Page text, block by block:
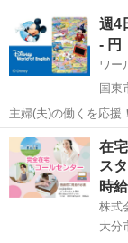
ω・▽ ＼ ご紹介するお仕事のPOINT ／ ◆平日休みで予定が組みや
すい ◆業種未経験で
業少なめで家庭時間...
宇佐市
週4
- 円
ワー
国東
主婦(夫)の働くを応援！ [勤務日数]： 週4
10:00~17:00/10:00~16:00/
駅]： 大分県国東市
大分 国東市
在
ス
時
株式
大分